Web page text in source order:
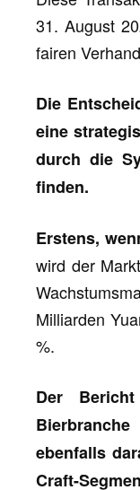
31. August
fairen
Die
eine
durch die
finden.
Erstens,
wird der
Milliarden
%.
Der
ebenfalls
Craft-